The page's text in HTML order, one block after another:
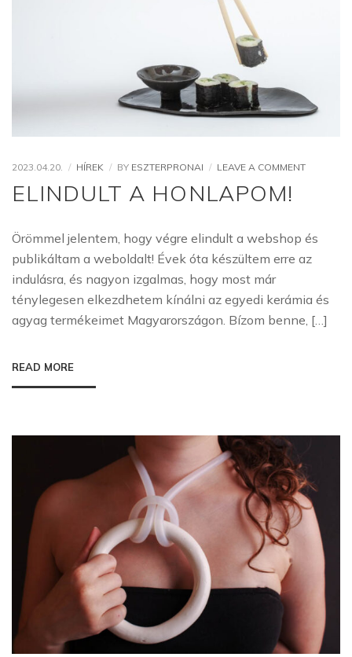
2023.04.20. HÍREK BY ESZTERPRONAI LEAVE A COMMENTON
ELINDULT A HONLAPOM!
Örömmel jelentem, hogy végre elindult a webshop és
publikáltam a weboldalt! Évek óta készültem erre az
indulásra, és nagyon izgalmas, hogy most már
ténylegesen elkezdhetem kínálni az egyedi kerámia és
agyag termékeimet Magyarországon. Bízom benne, […]
READ MORE